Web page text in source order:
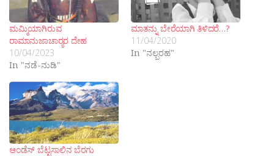
ಮಮ್ಮಿಯಾಗಿರುವ
ರಾಮಾನುಜಾಚಾರ‍್ಯರ ದೇಹ
10/04/2023
In "ನಡೆ-ನುಡಿ"
ಮಾತನ್ನು ಬೇರೆಯಾಗಿ ತಿಳಿದರೆ…?
11/04/2020
In "ನಲ್ಬರಹ"
ಆಂಡೆಸ್ ಬೆಟ್ಟಸಾಲಿನ ಬೆರಗು